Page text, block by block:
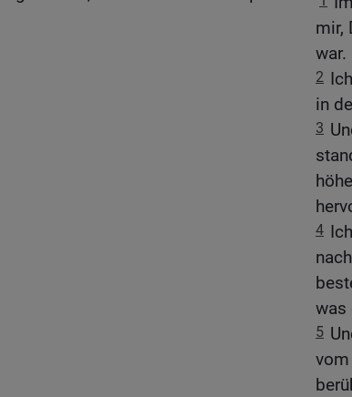
mir,
war.
2
in
3
4
was
5
vom